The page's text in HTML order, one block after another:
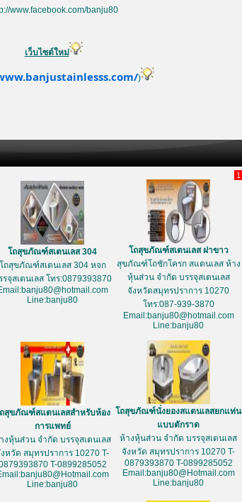
www.facebook.com/banju80
เว็บไซต์ใหม่
)
1
โถสุขภัณฑ์สเตนเลส 304
โถสุขภัณฑ์สเตนเลส 304 หจก
รจุสเตนเลส โทร:0879393870
Line:banju80
โถสุขภัณฑ์สเตนเลส ฝาขาว
สุขภัณฑ์โถชักโครก สแตนเลส ห้าง
หุ้นส่วน จำกัด บรรจุสเตนเลส
จังหวัดสมุทรปราการ 10270
โทร:087-939-3870
Email:banju80@hotmail.com
Line:banju80
สุขภัณฑ์สแตนเลสสำหรับห้อง
การแพทย์
งหุ้นส่วน จำกัด บรรจุสเตนเลส
หวัด สมุทรปราการ 10270 T-
T-0899285052
Line:banju80
โถสุขภัณฑ์นั่งยองสแตนเลสยกแท่น
แบบตักราด
ห้างหุ้นส่วน จำกัด บรรจุสเตนเลส
จังหวัด สมุทรปราการ 10270 T-
0879393870 T-0899285052
Email:banju80@Hotmail.com
Line:banju80